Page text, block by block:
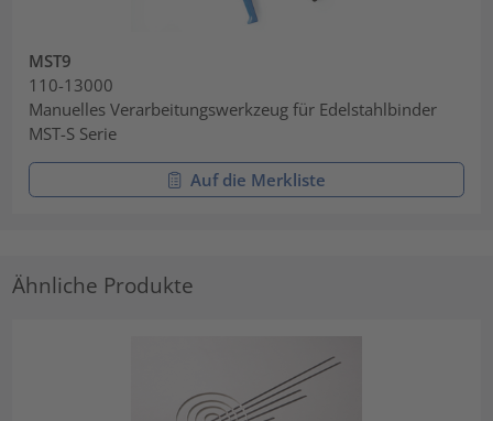
MST9
110-13000
Manuelles Verarbeitungswerkzeug für Edelstahlbinder
MST-S Serie
Auf die Merkliste
Ähnliche Produkte